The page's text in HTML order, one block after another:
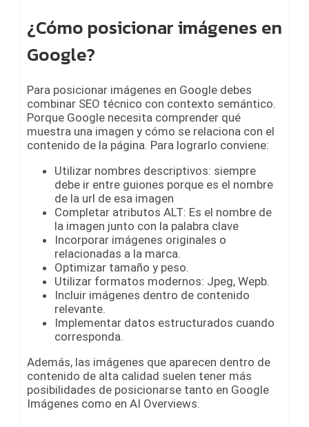
¿Cómo posicionar imágenes en
Google?
Para posicionar imágenes en Google debes
combinar SEO técnico con contexto semántico.
Porque Google necesita comprender qué
muestra una imagen y cómo se relaciona con el
contenido de la página. Para lograrlo conviene:
Utilizar nombres descriptivos: siempre
debe ir entre guiones porque es el nombre
de la url de esa imagen
Completar atributos ALT: Es el nombre de
la imagen junto con la palabra clave
Incorporar imágenes originales o
relacionadas a la marca.
Optimizar tamaño y peso.
Utilizar formatos modernos: Jpeg, Wepb.
Incluir imágenes dentro de contenido
relevante.
Implementar datos estructurados cuando
corresponda.
Además, las imágenes que aparecen dentro de
contenido de alta calidad suelen tener más
posibilidades de posicionarse tanto en Google
Imágenes como en AI Overviews.